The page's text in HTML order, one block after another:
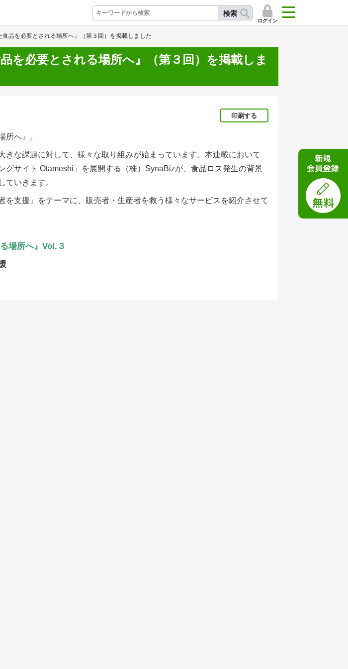
検索
ログイン
サービス
品を必要とされる場所へ』（第３回）を掲載しました
を必要とされる場所へ』（第３回）を掲載しま
印刷する
所へ』。
きな課題に対して、様々な取り組みが始まっています。本連載において
グサイト Otameshi」を展開する（株）SynaBizが、食品ロス発生の背景
ていきます。
を支援』をテーマに、販売者・生産者を救う様々なサービスを紹介させて
場所へ』Vol.３